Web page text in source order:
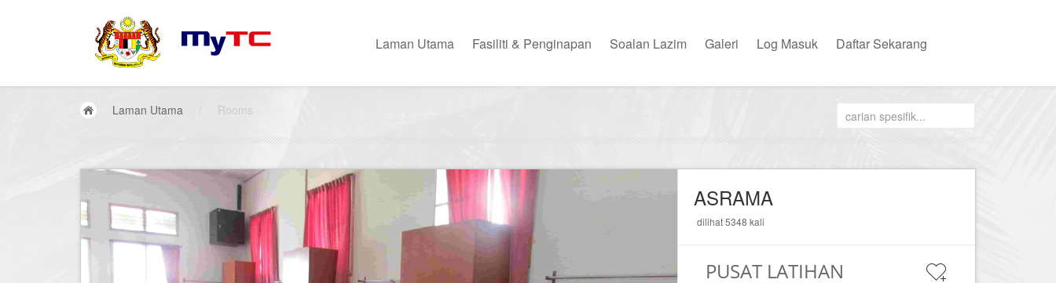
Laman Utama Fasiliti & Penginapan Soalan Lazim Galeri Log Masuk Daftar Sekarang
Laman Utama Rooms
ASRAMA
dilihat 5348 kali
PUSAT LATIHAN